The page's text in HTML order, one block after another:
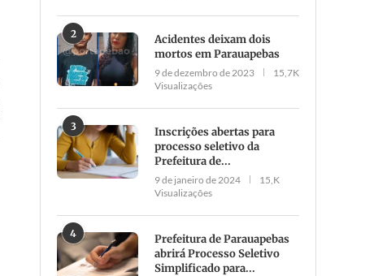
Polícia Rodoviária iniciou
Operação Finados
30 de outubro de 2021
2
Acidentes deixam dois
mortos em Parauapebas
9 de dezembro de 2023
15,7K
Visualizações
3
Inscrições abertas para
processo seletivo da
Prefeitura de...
9 de janeiro de 2024
15,K
Visualizações
4
Prefeitura de Parauapebas
abrirá Processo Seletivo
Simplificado para...